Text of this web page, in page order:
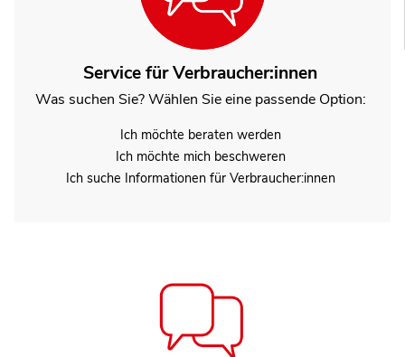
Service für Verbraucher:innen
Was suchen Sie? Wählen Sie eine passende Option:
Ich möchte beraten werden
Ich möchte mich beschweren
Ich suche Informationen für Verbraucher:innen